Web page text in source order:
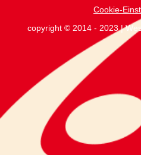
Cookie-
copyright © 2014 - 2023 |